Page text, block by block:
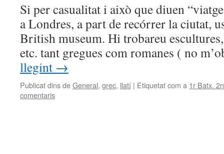
Si per casualitat i això que diuen
a Londres, a part de recórrer la ciutat,
British museum. Hi trobareu
etc. tant gregues com romanes ( no
llegint →
Publicat dins deGeneral, grec, llatí | Etiquetat com a 1r Batx.
comentaris